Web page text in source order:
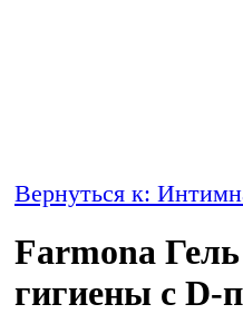
Вернуться к:
Farmona
гигиены с D-